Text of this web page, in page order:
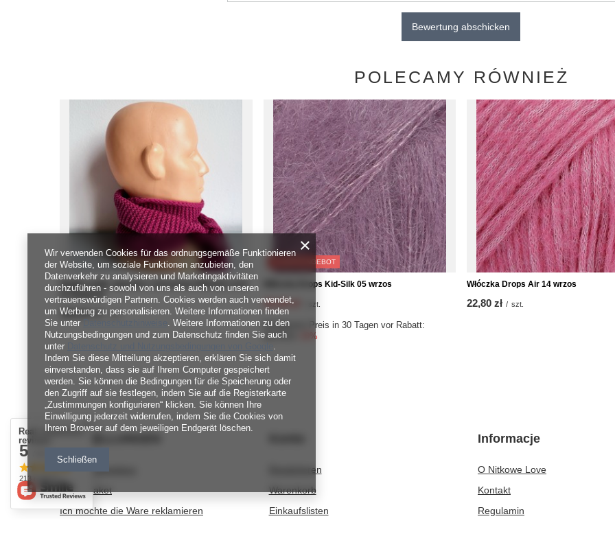
Bewertung abschicken
POLECAMY RÓWNIEŻ
Słodki szalik, apaszka z merynosa Nitkowe Love
22 Magenta
189,00 zł / szt.
SONDERANGEBOT
Włóczka Drops Kid-Silk 05 wrzos
15,19 zł szt.
Niedrigster Preis in 30 Tagen vor Rabatt:
21,70 zł
-30%
Włóczka Drops Air 14 wrzos
22,80 zł / szt.
Bestellungsstatus
Track-Paket
Ich möchte die Ware reklamieren
Registrieren
Warenkorb
Einkaufslisten
Informacje
O Nitkowe Love
Kontakt
Regulamin
Real customers
reviews
5
213 reviews
Wir verwenden Cookies für das ordnungsgemäße Funktionieren
der Website, um soziale Funktionen anzubieten, den
Datenverkehr zu analysieren und Marketingaktivitäten
durchzuführen - sowohl von uns als auch von unseren
vertrauenswürdigen Partnern. Cookies werden auch verwendet,
um Werbung zu personalisieren. Weitere Informationen finden
Sie unter
. Weitere Informationen zu den
Nutzungsbedingungen und zum Datenschutz finden Sie auch
unter
.
Indem Sie diese Mitteilung akzeptieren, erklären Sie sich damit
einverstanden, dass sie auf Ihrem Computer gespeichert
werden. Sie können die Bedingungen für die Speicherung oder
den Zugriff auf sie festlegen, indem Sie auf die Registerkarte
„Zustimmungen konfigurieren“ klicken. Sie können Ihre
Einwilligung jederzeit widerrufen, indem Sie die Cookies von
Ihrem Browser auf dem jeweiligen Endgerät löschen.
Schließen